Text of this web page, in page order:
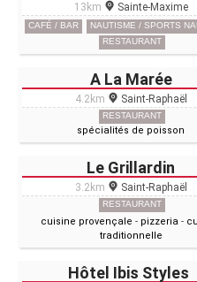
13km Sainte-Maxime
CAFÉ / BAR
NAUTISME / SPORTS
RESTAURANT
A La Marée
4.2km Saint-Raphaël
RESTAURANT
spécialités de poisson
Le Grillardin
3.2km Saint-Raphaël
RESTAURANT
cuisine provençale - pizzeria -
traditionnelle
Hôtel Ibis Styles